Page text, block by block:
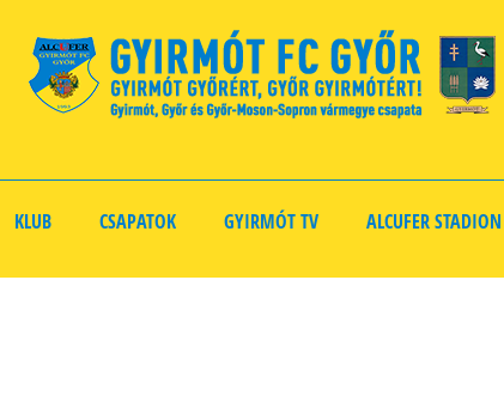
KLUB CSAPATOK GYIRMÓT TV ALCUFER STADION